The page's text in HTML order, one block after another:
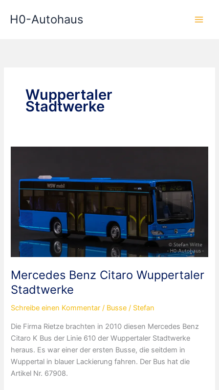
InhaltH0-Autohaus
Wuppertaler
Stadtwerke
Mercedes Benz Citaro Wuppertaler
Stadtwerke
Schreibe einen Kommentar / Busse / Stefan
Die Firma Rietze brachten in 2010 diesen Mercedes Benz
Citaro K Bus der Linie 610 der Wuppertaler Stadtwerke
heraus. Es war einer der ersten Busse, die seitdem in
Wuppertal in blauer Lackierung fahren. Der Bus hat die
Artikel Nr. 67908.